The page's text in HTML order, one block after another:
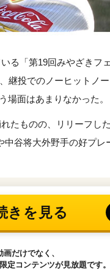
「第19回みやざきフ
継投でのノーヒットノ
場面はあまりなかった。
ものの、リリーフし
谷将大外野手の好プ